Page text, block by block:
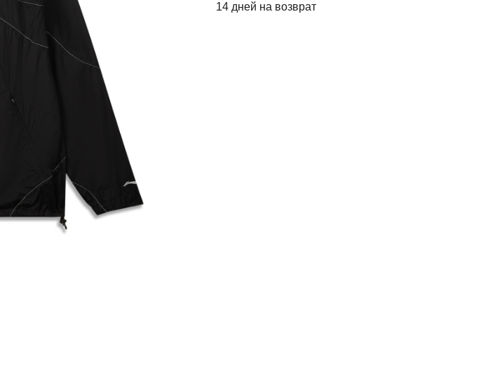
14 дней на возврат